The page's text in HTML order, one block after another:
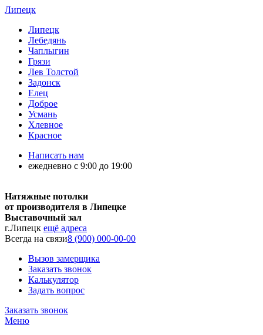
Липецк
Липецк
Лебедянь
Чаплыгин
Грязи
Лев Толстой
Задонск
Елец
Доброе
Усмань
Хлевное
Красное
Написать нам
ежедневно с 9:00 до 19:00
Натяжные потолки
от производителя в Липецке
Выставочный зал
г.Липецк ещё адреса
Всегда на связи8 (900) 000-00-00
Вызов замерщика
Заказать звонок
Калькулятор
Задать вопрос
Заказать звонок
Меню